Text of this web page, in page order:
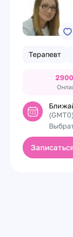
Терапевт
2900
(GMT0)